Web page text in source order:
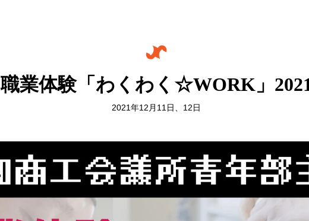
職業体験「わくわく☆WORK」
2021年12月11日、12日